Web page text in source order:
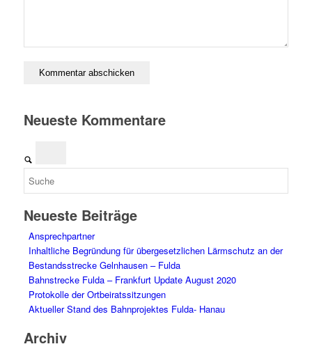
Neueste Kommentare
Neueste Beiträge
Ansprechpartner
Inhaltliche Begründung für übergesetzlichen Lärmschutz an der
Bestandsstrecke Gelnhausen – Fulda
Bahnstrecke Fulda – Frankfurt Update August 2020
Protokolle der Ortbeiratssitzungen
Aktueller Stand des Bahnprojektes Fulda- Hanau
Archiv